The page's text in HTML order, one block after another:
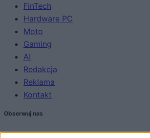
FinTech
Hardware PC
Moto
Gaming
AI
Redakcja
Reklama
Kontakt
Obserwuj nas